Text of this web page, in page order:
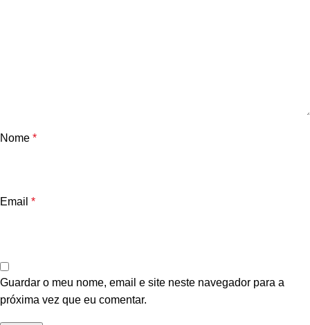
Nome *
Email *
Guardar o meu nome, email e site neste navegador para a
próxima vez que eu comentar.